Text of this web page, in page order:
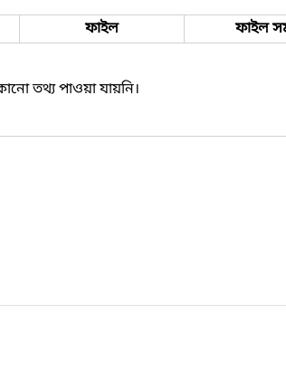
ফাইল ফাইল
তথ্য পাওয়া যায়নি।